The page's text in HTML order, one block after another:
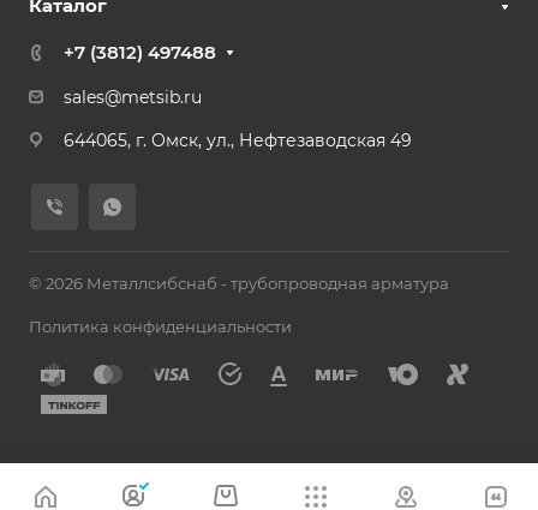
Каталог
+7 (3812) 497488
sales@metsib.ru
644065, г. Омск, ул., Нефтезаводская 49
© 2026 Металлсибснаб - трубопроводная арматура
Политика конфиденциальности